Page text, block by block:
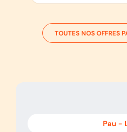
TOUTES NOS OFFRES
Pau -